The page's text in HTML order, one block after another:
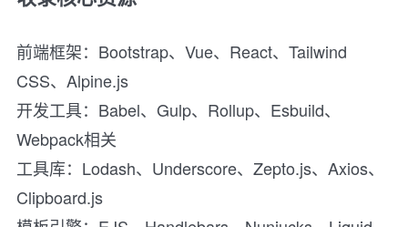
前端框架：Bootstrap、Vue、React、Tailwind
CSS、Alpine.js
开发工具：Babel、Gulp、Rollup、Esbuild、
Webpack相关
工具库：Lodash、Underscore、Zepto.js、Axios、
Clipboard.js